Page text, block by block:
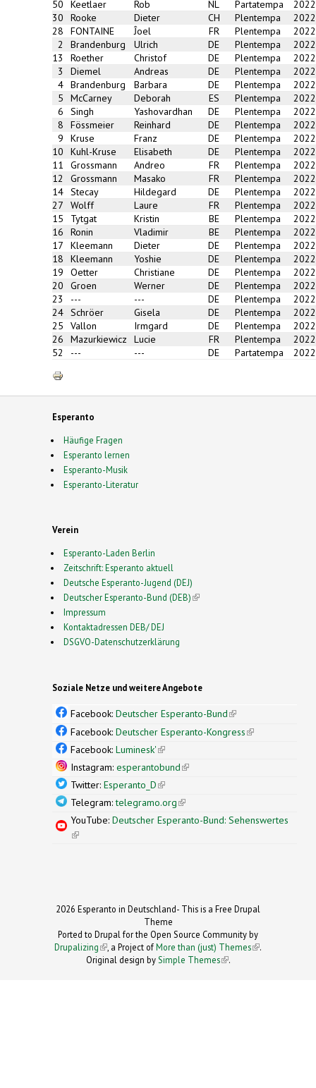
50 Keetlaer Rob NL Partatempa
30
Rooke Dieter CH Plentempa
28
FONTAINE Ĵoel FR Plentempa
2
Brandenburg Ulrich DE Plentempa
13
Roether Christof DE Plentempa
3
Diemel Andreas DE Plentempa
4 Brandenburg Barbara DE Plentempa
5
McCarney Deborah ES Plentempa
6
Singh Yashovardhan DE Plentempa
8
Fössmeier Reinhard DE Plentempa
9
Kruse Franz DE Plentempa
10
Kuhl-Kruse Elisabeth DE Plentempa
11
Grossmann Andreo FR Plentempa
12
Grossmann Masako FR Plentempa
14 Stecay Hildegard DE Plentempa
27
Wolff Laure FR Plentempa
15
Tytgat Kristin BE Plentempa
16
Ronin Vladimir BE Plentempa
17
Kleemann Dieter DE Plentempa
18
Kleemann Yoshie DE Plentempa
19
Oetter Christiane DE Plentempa
20
Groen Werner DE Plentempa
23
--- --- DE Plentempa
24 Schröer Gisela DE Plentempa
25
Vallon Irmgard DE Plentempa
26
Mazurkiewicz Lucie FR Plentempa
52
--- --- DE Partatempa
Esperanto
Häufige Fragen
Esperanto lernen
Esperanto-Musik
Esperanto-Literatur
Verein
Esperanto-Laden Berlin
Zeitschrift: Esperanto aktuell
Deutsche Esperanto-Jugend (DEJ)
Deutscher Esperanto-Bund (DEB)(link is external)
Impressum
Kontaktadressen DEB/ DEJ
DSGVO-Datenschutzerklärung
Soziale Netze und weitere Angebote
Facebook: Deutscher Esperanto-Bund(link is
external)
Facebook: Deutscher Esperanto-Kongress(link is
Facebook: Luminesk'(link is external)
Instagram: esperantobund(link is external)
Twitter: Esperanto_D(link is external)
Telegram:telegramo.org(link is external)
YouTube: Deutscher Esperanto-Bund: Sehenswertes
(link is external)
2026 Esperanto in Deutschland- This is a Free Drupal
Theme
Ported to Drupal for the Open Source Community by
Drupalizing(link is external)
, a Project ofMore than (just) Themes (link is
.
Original design by Simple Themes
(link is
.